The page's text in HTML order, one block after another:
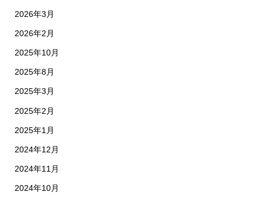
2026年3月
2026年2月
2025年10月
2025年8月
2025年3月
2025年2月
2025年1月
2024年12月
2024年11月
2024年10月